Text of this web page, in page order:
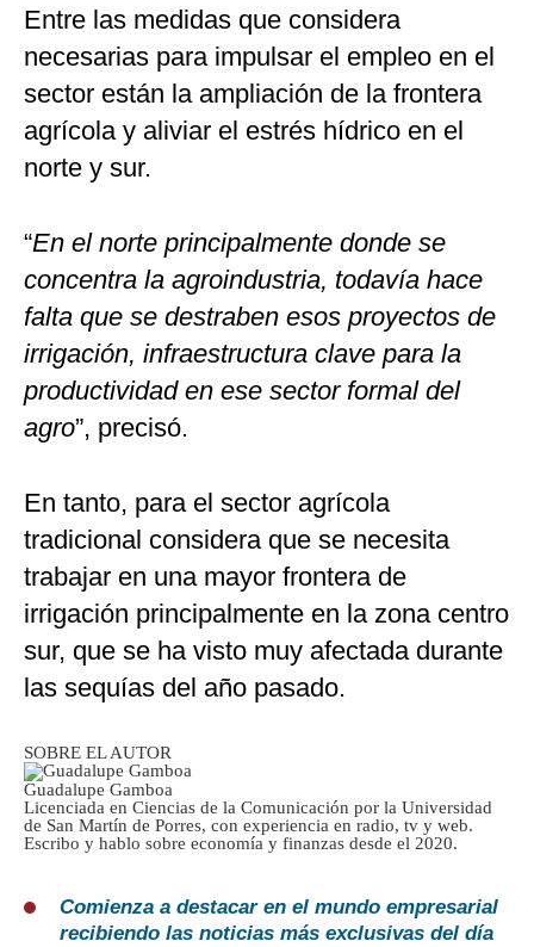
Entre las medidas que considera
necesarias para impulsar el empleo en el
sector están la ampliación de la frontera
agrícola y aliviar el estrés hídrico en el
norte y sur.
“En el norte principalmente donde se
concentra la agroindustria, todavía hace
falta que se destraben esos proyectos de
irrigación, infraestructura clave para la
productividad en ese sector formal del
agro”, precisó.
En tanto, para el sector agrícola
tradicional considera que se necesita
trabajar en una mayor frontera de
irrigación principalmente en la zona centro
sur, que se ha visto muy afectada durante
las sequías del año pasado.
SOBRE EL AUTOR
Guadalupe Gamboa
Licenciada en Ciencias de la Comunicación por la Universidad
de San Martín de Porres, con experiencia en radio, tv y web.
Escribo y hablo sobre economía y finanzas desde el 2020.
Comienza a destacar en el mundo empresarial
recibiendo las noticias más exclusivas del día